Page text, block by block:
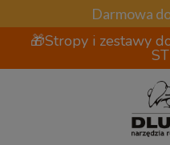
Darmowa
🎁Stropy i zestawy